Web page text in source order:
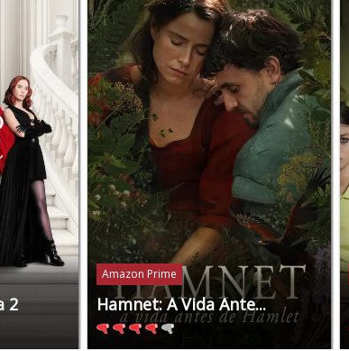
2
Amazon Prime
Hamnet: A Vida Ante...